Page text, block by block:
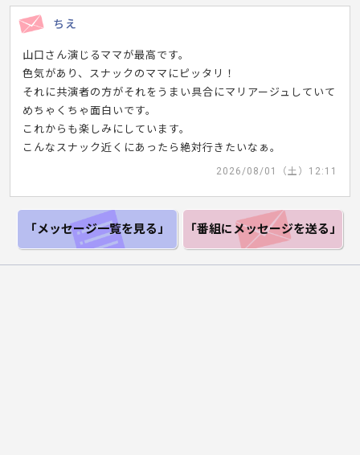
ちえ
山口さん演じるママが最高です。
色気があり、スナックのママにピッタリ！
それに共演者の方がそれをうまい具合にマリアージュしていて
めちゃくちゃ面白いです。
これからも楽しみにしています。
こんなスナック近くにあったら絶対行きたいなぁ。
2026/08/01（土）12:11
「メッセージ一覧を見る」 「番組にメッセージを送る」